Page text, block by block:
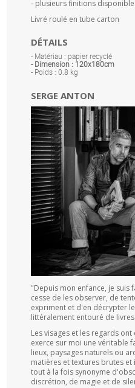
- plusieurs finitions
Livré roulé en tube carton
DÉTAILS
- Matériau : papier recyclé
- Dimension : 120x180cm
- Poids : 0.8 kg
SERGE ANTON
"Depuis mon enfance, je suis
cesse de les observer, de
expriment et d'en décrypter
littéralement entouré de
Les visages et les regards
exerce sur moi une véritable
lieux, paysages naturels ou
matières et textures brutes
tout à la fois synonyme
discrétion, de magie et de